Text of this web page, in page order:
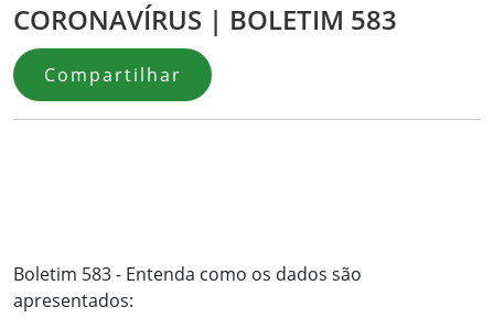
CORONAVÍRUS | BOLETIM 583
Compartilhar
Boletim 583 - Entenda como os dados são
apresentados: